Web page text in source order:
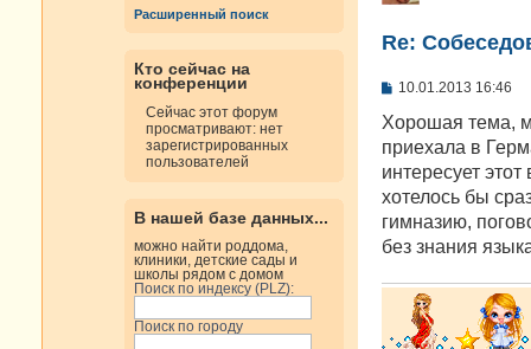
Расширенный поиск
Кто сейчас на
конференции
Сейчас этот форум
просматривают: нет
зарегистрированных
пользователей
В нашей базе данных...
можно найти роддома,
клиники, детские сады и
школы рядом с домом
Поиск по индексу (PLZ):
Поиск по городу
Re:
С
о
щ
е
и
е
10.01.2013 16:46
Хорошая тема,
приехала в
интересует
хотелось бы
гимназию,
без знания